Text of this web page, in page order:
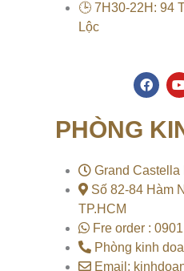
🕒 7H30-22H: 94
Lộc
F
a
o
k
PHÒNG
Grand Castella
Số 82-84 Hàm
TP.HCM
Fre order :
Phòng kinh
Email: